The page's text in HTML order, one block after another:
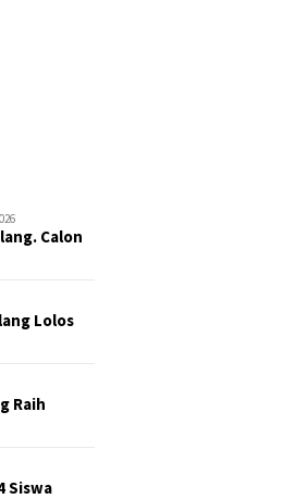
Calon
Lolos
Raih
Siswa